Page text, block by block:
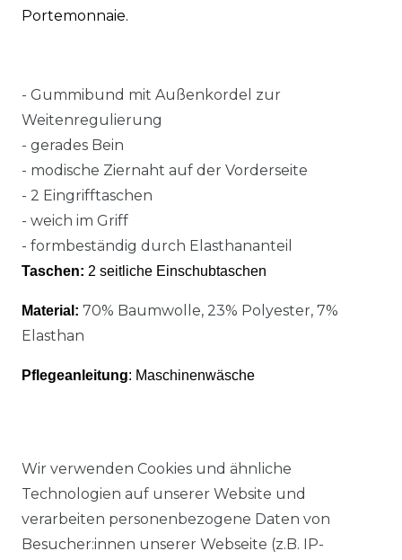
Portemonnaie.
- Gummibund mit Außenkordel zur
Weitenregulierung
- gerades Bein
- modische Ziernaht auf der Vorderseite
- 2 Eingrifftaschen
- weich im Griff
- formbeständig durch Elasthananteil
Taschen: 2 seitliche Einschubtaschen
Material: 70% Baumwolle, 23% Polyester, 7%
Elasthan
Pflegeanleitung: Maschinenwäsche
Ähnlicher Artikel
Wir verwenden Cookies und ähnliche
Technologien auf unserer Website und
verarbeiten personenbezogene Daten von
Besucher:innen unserer Webseite (z.B. IP-